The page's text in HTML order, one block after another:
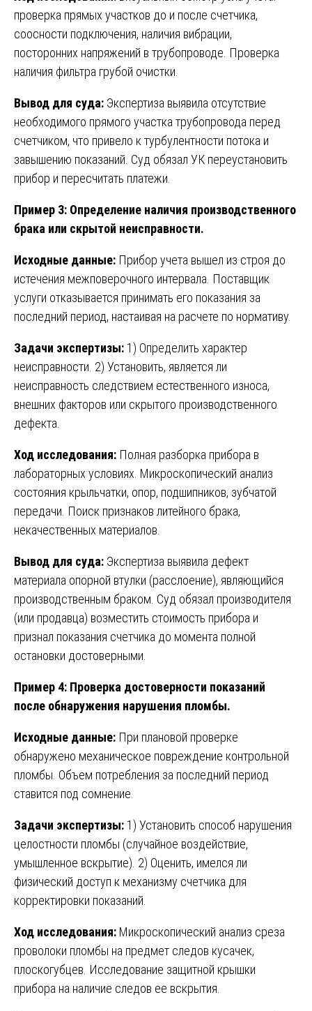
проверка прямых участков до и после счетчика,
соосности подключения, наличия вибрации,
посторонних напряжений в трубопроводе. Проверка
наличия фильтра грубой очистки.
Вывод для суда: Экспертиза выявила отсутствие
необходимого прямого участка трубопровода перед
счетчиком, что привело к турбулентности потока и
завышению показаний. Суд обязал УК переустановить
прибор и пересчитать платежи.
Пример 3: Определение наличия производственного
брака или скрытой неисправности.
Исходные данные: Прибор учета вышел из строя до
истечения межповерочного интервала. Поставщик
услуги отказывается принимать его показания за
последний период, настаивая на расчете по нормативу.
Задачи экспертизы: 1) Определить характер
неисправности. 2) Установить, является ли
неисправность следствием естественного износа,
внешних факторов или скрытого производственного
дефекта.
Ход исследования: Полная разборка прибора в
лабораторных условиях. Микроскопический анализ
состояния крыльчатки, опор, подшипников, зубчатой
передачи. Поиск признаков литейного брака,
некачественных материалов.
Вывод для суда: Экспертиза выявила дефект
материала опорной втулки (расслоение), являющийся
производственным браком. Суд обязал производителя
(или продавца) возместить стоимость прибора и
признал показания счетчика до момента полной
остановки достоверными.
Пример 4: Проверка достоверности показаний
после обнаружения нарушения пломбы.
Исходные данные: При плановой проверке
обнаружено механическое повреждение контрольной
пломбы. Объем потребления за последний период
ставится под сомнение.
Задачи экспертизы: 1) Установить способ нарушения
целостности пломбы (случайное воздействие,
умышленное вскрытие). 2) Оценить, имелся ли
физический доступ к механизму счетчика для
корректировки показаний.
Ход исследования: Микроскопический анализ среза
проволоки пломбы на предмет следов кусачек,
плоскогубцев. Исследование защитной крышки
прибора на наличие следов ее вскрытия.